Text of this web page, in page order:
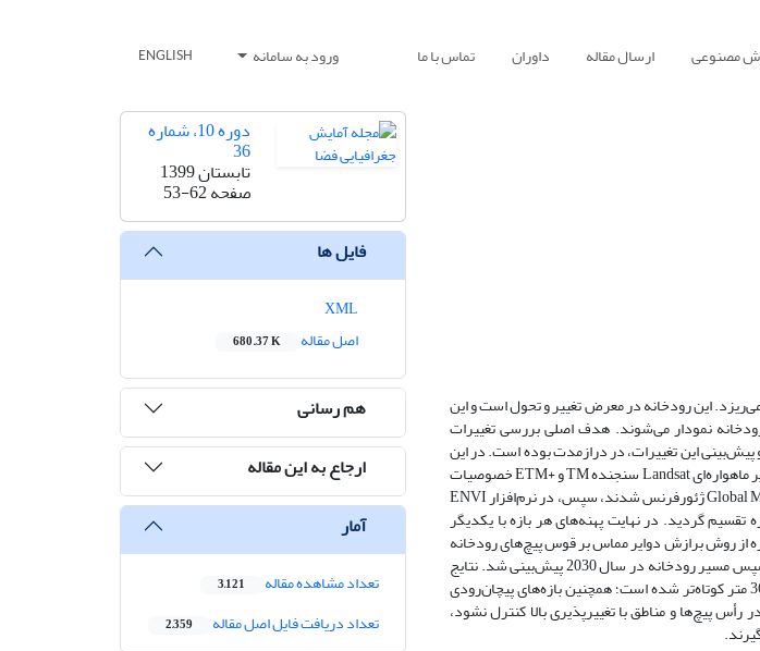
مصنوعی ارسال مقاله داوران تماس با ما ورود به سامانه ENGLISH
این رودخانه‌ در معرض تغییر و تحول است و این
نمودار می‌شوند. هدف اصلی بررسی تغییرات
60 ساله از طریق تصاویر ماهواره‌ای و پیش‌بینی این تغییرات، در درازمدت بوده است. در این
پژوهش با استفاده از نرم­افزار GIS، عکس‌های هوایی سال 1334، نقشه‌های توپوگرافی ۵۰۰۰۰/۱ و تصاویر ماهواره‌ای Landsat سنجنده TM و +ETM خصوصیات
مورفولوژیکی رودخانه مورد بررسی قرارگرفته است. تصاویر ماهواره‌ای و نقشه‌ها در نرم‌افزار Global Mapper ژئورفرنس شدند، سپس، در نرم‌افزار ENVI
و پردازش بر روی تصاویر ماهواره‌ای اعمال شد. برای مطالعۀ دقیق­تر رودخانه به 8 بازه تقسیم گردید. در نهایت پهنه‌های هر بازه با یکدیگر
روش برازش دوایر مماس بر قوس پیچ‌های رودخانه
استفاده‌شده­ و تغییرات به وجود آمده با توجه به شکل و الگوی رودخانه مورد مقایسه قرار گرفت، سپس مسیر رودخانه در سال 2030 پیش‌بینی شد. نتایج
نشان داده که از سال 1955 تاکنون 10 مورد قطع‌شدگی کانال رودخانه رخ‌داده و طول رودخانه 3653 متر کوتاه‌تر شده است؛ همچنین بازه‌های پیچان‌رودی
پیچ‌ها و مناطق با تغییرپذیری بالا کنترل نشود،
دوره 10، شماره
36
تابستان 1399
صفحه53-62
فایل ها
اصل مقاله
680.37 K
هم رسانی
ارجاع به این مقاله
آمار
تعداد مشاهده مقاله 3,121
تعداد دریافت فایل اصل مقاله 2,359